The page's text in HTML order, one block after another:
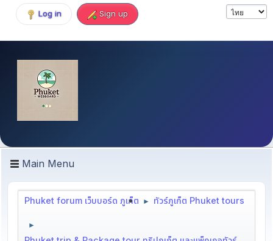
Log in Sign up
Main Menu
Phuket forum เว็บบอร์ด ภูเก็ต ► ทัวร์ภูเก็ต Phuket tours
►